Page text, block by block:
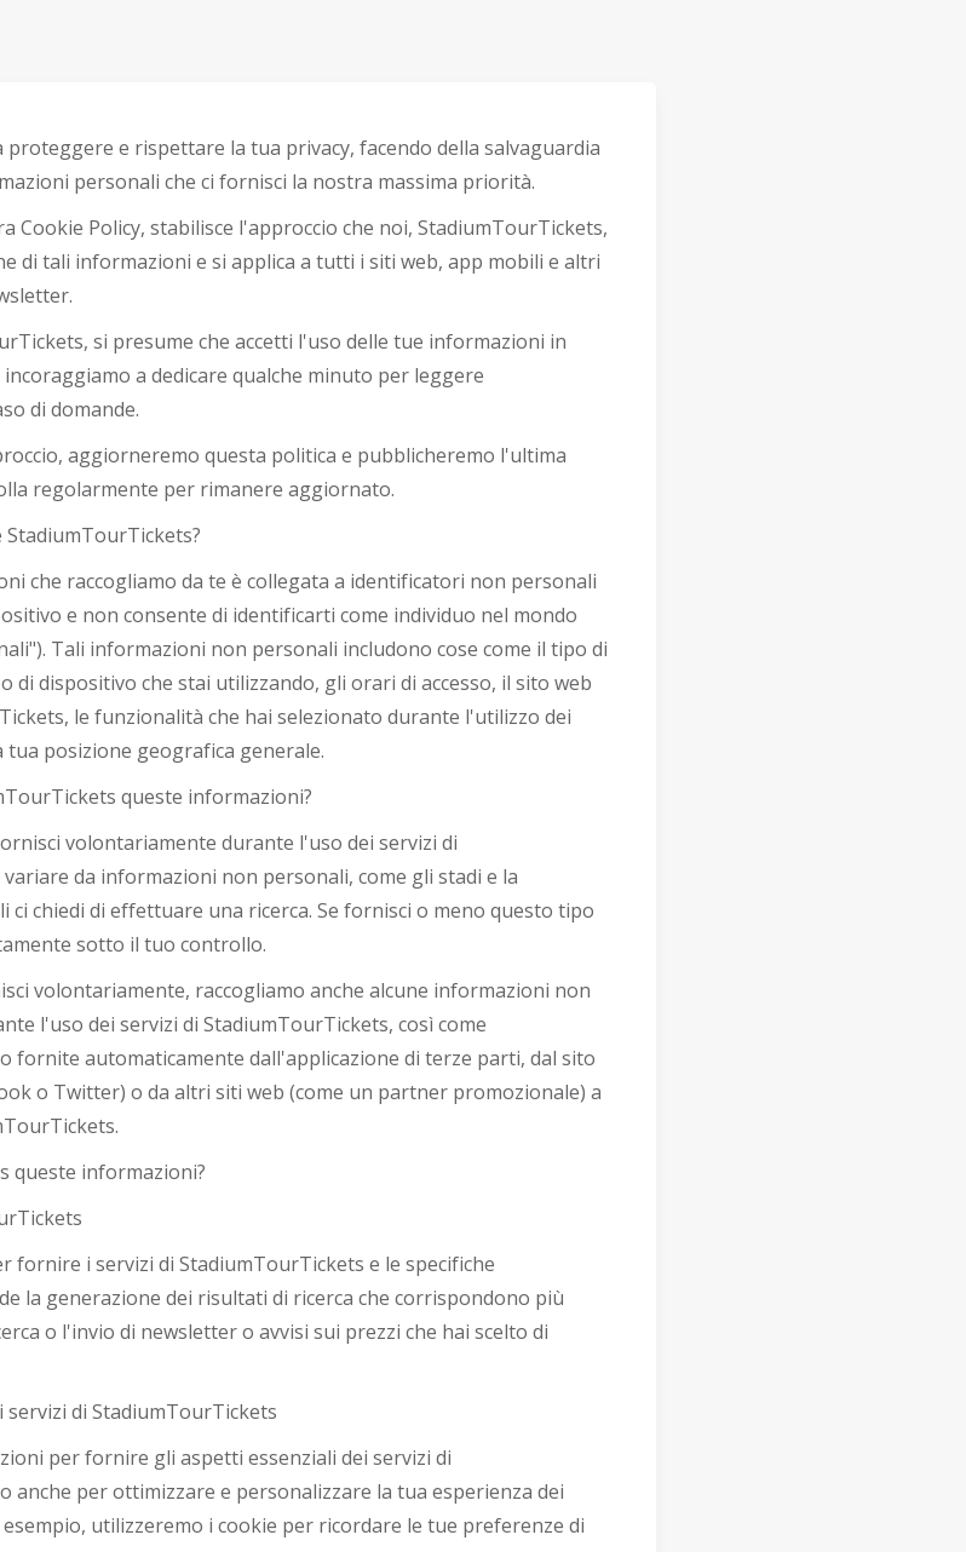
e rispettare la tua privacy, facendo della salvaguardia
personali che ci fornisci la nostra massima priorità.
Cookie Policy, stabilisce l'approccio che noi, StadiumTourTickets,
di tali informazioni e si applica a tutti i siti web, app mobili e altri
si presume che accetti l'uso delle tue informazioni in
a dedicare qualche minuto per leggere
di domande.
aggiorneremo questa politica e pubblicheremo l'ultima
regolarmente per rimanere aggiornato.
che raccogliamo da te è collegata a identificatori non personali
e non consente di identificarti come individuo nel mondo
Tali informazioni non personali includono cose come il tipo di
di dispositivo che stai utilizzando, gli orari di accesso, il sito web
le funzionalità che hai selezionato durante l'utilizzo dei
posizione geografica generale.
queste informazioni?
volontariamente durante l'uso dei servizi di
da informazioni non personali, come gli stadi e la
ci chiedi di effettuare una ricerca. Se fornisci o meno questo tipo
sotto il tuo controllo.
volontariamente, raccogliamo anche alcune informazioni non
l'uso dei servizi di StadiumTourTickets, così come
fornite automaticamente dall'applicazione di terze parti, dal sito
o Twitter) o da altri siti web (come un partner promozionale) a
queste informazioni?
fornire i servizi di StadiumTourTickets e le specifiche
la generazione dei risultati di ricerca che corrispondono più
o l'invio di newsletter o avvisi sui prezzi che hai scelto di
di StadiumTourTickets
per fornire gli aspetti essenziali dei servizi di
anche per ottimizzare e personalizzare la tua esperienza dei
utilizzeremo i cookie per ricordare le tue preferenze di